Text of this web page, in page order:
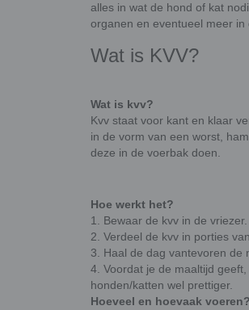
alles in wat de hond of kat
organen en eventueel meer
Wat is KVV?
Wat is kvv?
Kvv staat voor kant en klaar
in de vorm van een worst,
deze in de voerbak doen.
Hoe werkt het?
1. Bewaar de kvv in de vriezer.
2. Verdeel de kvv in porties
3. Haal de dag vantevoren de
4. Voordat je de maaltijd
honden/katten wel prettiger.
Hoeveel en hoevaak voeren?